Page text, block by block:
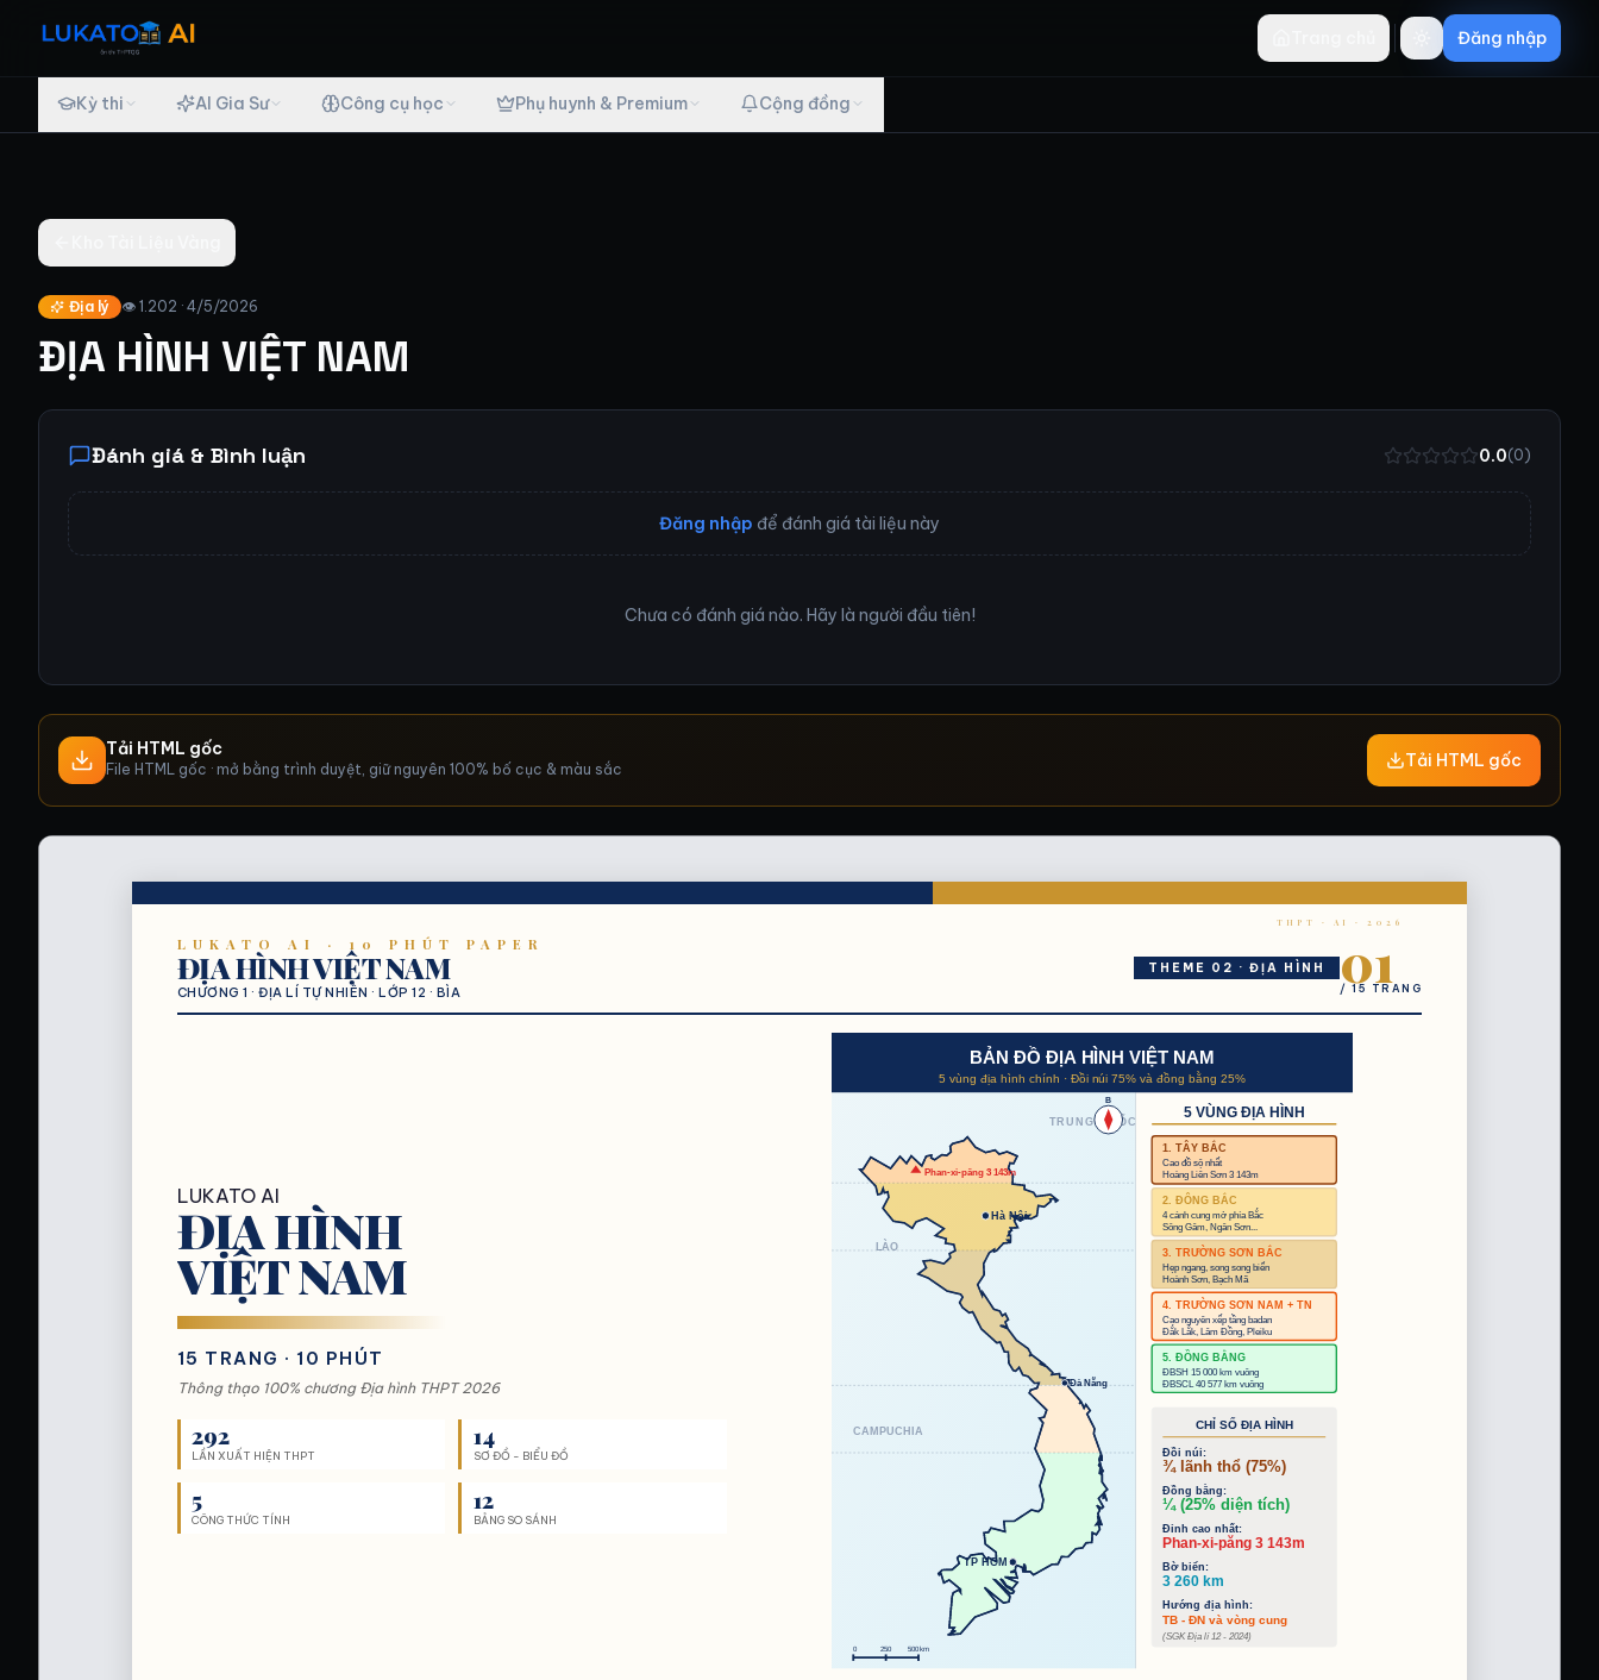
Đăng nhập
Kỳ thi AI Gia Sư Công cụ học Phụ huynh & Premium Cộng đồng
Địa lý 👁 1.202 · 4/5/2026
ĐỊA HÌNH VIỆT NAM
Đánh giá & Bình luận 0.0(0)
Đăng nhập để đánh giá tài liệu này
Chưa có đánh giá nào. Hãy là người đầu tiên!
Tải HTML gốc
File HTML gốc · mở bằng trình duyệt, giữ nguyên 100% bố cục & màu sắc Tải HTML gốc